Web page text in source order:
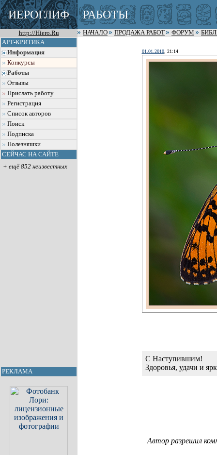
ИЕРОГЛИФ РАБОТЫ
http://Hiero.Ru НАЧАЛО ПРОДАЖА РАБОТ ФОРУМ
АРТ-КРИТИКА
Информация
Конкурсы
Работы
Отзывы
Прислать работу
Регистрация
Список авторов
Поиск
Подписка
Полезняшки
СЕЙЧАС НА САЙТЕ
+ ещё 852 неизвестных
РЕКЛАМА
01.01.2010, 21:14
С Наступившим!
Здоровья, удачи и
Автор разрешил